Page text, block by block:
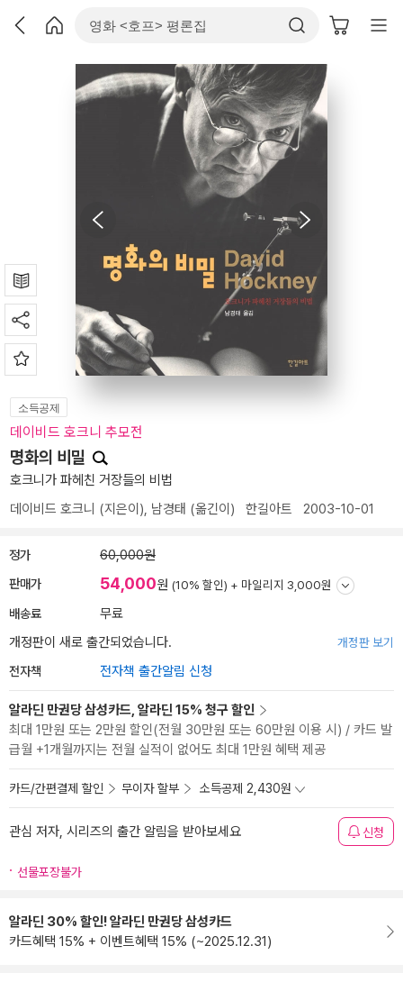
소득공제
데이비드 호크니 추모전
명화의 비밀
호크니가 파헤친 거장들의 비법
데이비드 호크니 (지은이), 남경태 (옮긴이) 한길아트 2003-10-01
정가 60,000원
판매가 54,000원 (10% 할인) + 마일리지 3,000원
배송료
무료
개정판이 새로 출간되었습니다.
개정판 보기
전자책 전자책 출간알림 신청
알라딘 만권당 삼성카드, 알라딘 15% 청구 할인
최대 1만원 또는 2만원 할인(전월 30만원 또는 60만원 이용 시) / 카드 발
급월 +1개월까지는 전월 실적이 없어도 최대 1만원 혜택 제공
카드/간편결제 할인 무이자 할부 소득공제 2,430원
관심 저자, 시리즈의 출간 알림을 받아보세요 신청
선물포장불가
알라딘 30% 할인! 알라딘 만권당 삼성카드
카드혜택 15% + 이벤트혜택 15% (~2025.12.31)